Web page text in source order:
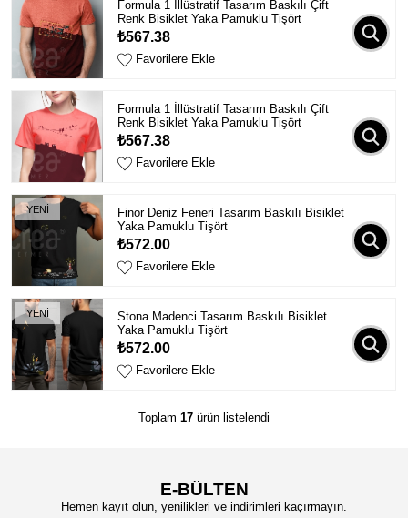
Formula 1 İllüstratif Tasarım Baskılı Çift
Renk Bisiklet Yaka Pamuklu Tişört
₺567.38
Favorilere Ekle
Formula 1 İllüstratif Tasarım Baskılı Çift
Renk Bisiklet Yaka Pamuklu Tişört
₺567.38
Favorilere Ekle
YENİ
Finor Deniz Feneri Tasarım Baskılı Bisiklet
Yaka Pamuklu Tişört
₺572.00
Favorilere Ekle
YENİ
Stona Madenci Tasarım Baskılı Bisiklet
Yaka Pamuklu Tişört
₺572.00
Favorilere Ekle
Toplam 17 ürün listelendi
E-BÜLTEN
Hemen kayıt olun, yenilikleri ve indirimleri kaçırmayın.